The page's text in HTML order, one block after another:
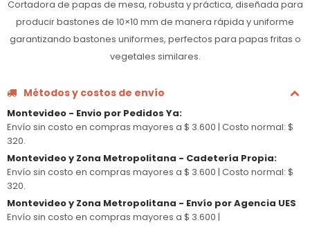
Cortadora de papas de mesa, robusta y práctica, diseñada para
producir bastones de 10×10 mm de manera rápida y uniforme
garantizando bastones uniformes, perfectos para papas fritas o
vegetales similares.
Métodos y costos de envío
Montevideo - Envio por Pedidos Ya:
Envío sin costo en compras mayores a $ 3.600 | Costo normal: $
320.
Montevideo y Zona Metropolitana - Cadetería Propia:
Envío sin costo en compras mayores a $ 3.600 | Costo normal: $
320.
Montevideo y Zona Metropolitana - Envío por Agencia UES
Envío sin costo en compras mayores a $ 3.600 |